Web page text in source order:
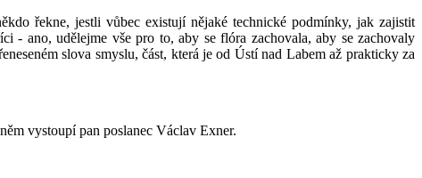
řekne, jestli vůbec existují nějaké technické podmínky, jak zajistit
- ano, udělejme vše pro to, aby se flóra zachovala, aby se zachovaly
slova smyslu, část, která je od Ústí nad Labem až prakticky za
vystoupí pan poslanec Václav Exner.